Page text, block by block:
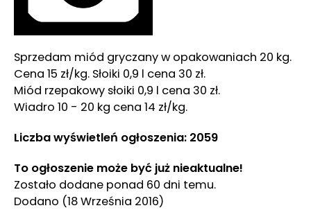
Sprzedam miód gryczany w opakowaniach 20 kg.
Cena 15 zł/kg. Słoiki 0,9 l cena 30 zł.
Miód rzepakowy słoiki 0,9 l cena 30 zł.
Wiadro 10 - 20 kg cena 14 zł/kg.
Liczba wyświetleń ogłoszenia: 2059
To ogłoszenie może być już nieaktualne!
Zostało dodane ponad 60 dni temu.
Dodano (18 Września 2016)